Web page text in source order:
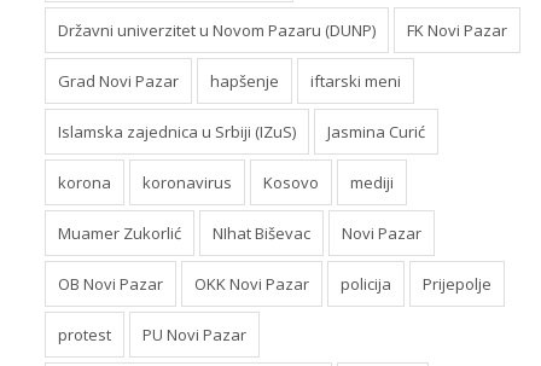
Državni univerzitet u Novom Pazaru (DUNP) FK Novi Pazar
Grad Novi Pazar hapšenje iftarski meni
Islamska zajednica u Srbiji (IZuS) Jasmina Curić
korona koronavirus Kosovo mediji
Muamer Zukorlić NIhat Biševac Novi Pazar
OB Novi Pazar OKK Novi Pazar policija Prijepolje
protest PU Novi Pazar